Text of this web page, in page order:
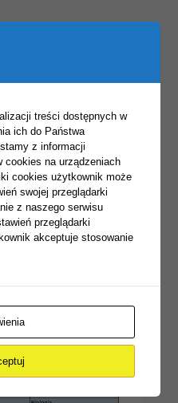
treści dostępnych w
ich do Państwa
z informacji
cookies na urządzeniach
cookies użytkownik może
swojej przeglądarki
z naszego serwisu
przeglądarki
akceptuje stosowanie